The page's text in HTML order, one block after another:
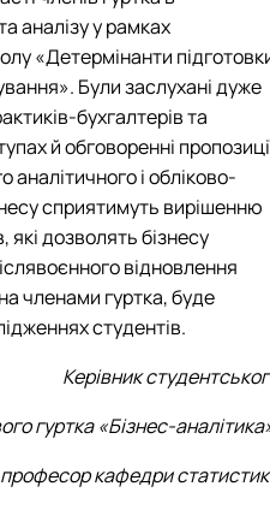
аналізу у рамках
«Детермінанти
Були заслухані дуже
бухгалтерів та
й обговоренні
і обліково-
сприятимуть вирішенню
дозволять бізнесу
відновлення
членами гуртка, буде
студентів.
Керівник
гуртка «Бізнес-
професор кафедри